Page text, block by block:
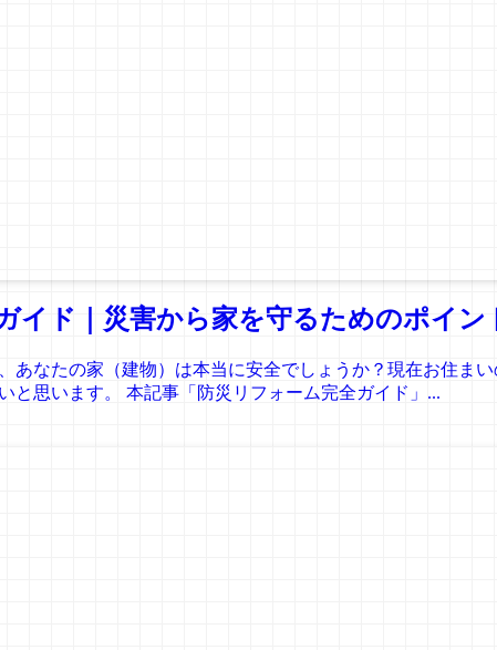
イド｜災害から家を守るためのポイン
あなたの家（建物）は本当に安全でしょうか？現在お住ま
と思います。 本記事「防災リフォーム完全ガイド」...